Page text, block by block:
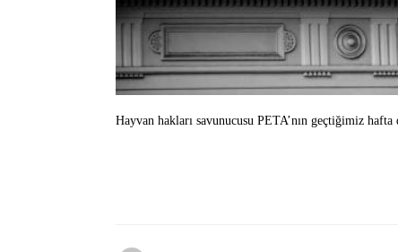
Hayvan hakları savunucusu PETA’nın geçtiğimiz